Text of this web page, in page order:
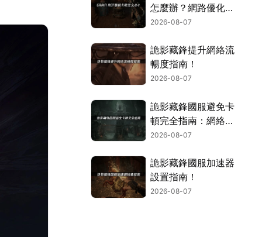
怎麼辦？網路優化這
樣解決！
2026-08-07
詭影藏鋒提升網絡流
暢度指南！
2026-08-07
詭影藏鋒國服避免卡
頓完全指南：網絡優
化與解決技巧！
2026-08-07
詭影藏鋒國服加速器
設置指南！
2026-08-07